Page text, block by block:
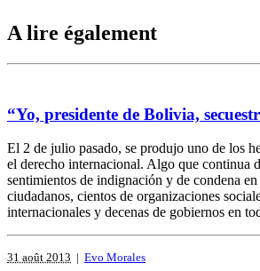
A lire également
“Yo, presidente de Bolivia,
El 2 de julio pasado, se produjo uno de los
el derecho internacional. Algo que continua
sentimientos de indignación y de condena
ciudadanos, cientos de organizaciones
internacionales y decenas de gobiernos en
31 août 2013 | Evo Morales